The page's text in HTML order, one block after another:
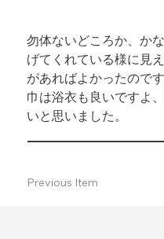
勿体ないどころか、か
げてくれている様に見
があればよかったので
巾は浴衣も良いですよ
いと思いました。
Previous Item